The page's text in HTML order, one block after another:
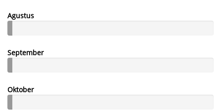
Agustus
September
Oktober